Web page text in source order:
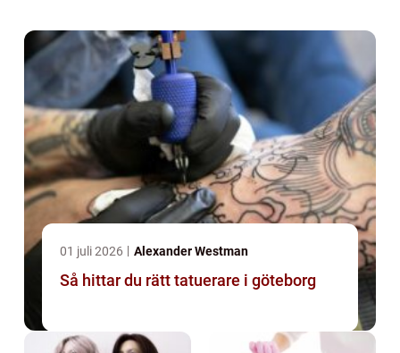
01 juli 2026 Alexander Westman
Så hittar du rätt tatuerare i göteborg